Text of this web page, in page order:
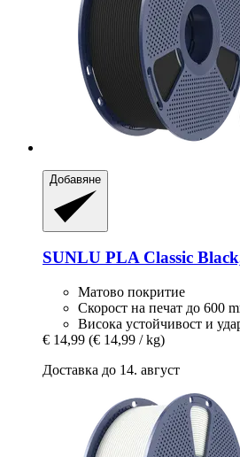
Добавяне
SUNLU PLA Classic
Матово покритие
Скорост на печат до 600
Висока устойчивост и
€ 14,99 (€ 14,99 / kg)
Доставка до 14. август